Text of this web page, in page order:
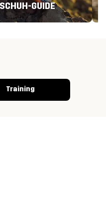
SCHUH-GUIDE
Training